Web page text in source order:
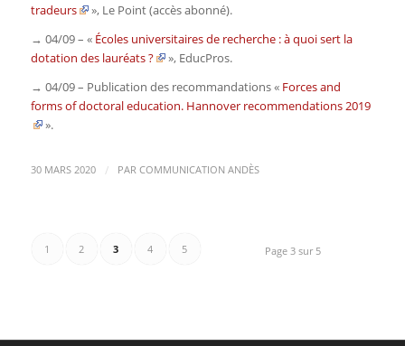
tradeurs
», Le Point(accès abonné).
→ 04/09 – « Écoles universitaires de recherche : à quoi sert la
dotation des lauréats ?
», EducPros.
→ 04/09 – Publication des recommandations « Forces and
forms of doctoral education. Hannover recommendations 2019
».
30 MARS 2020 / PAR COMMUNICATION ANDÈS
Page 3 sur 5
1 2 3 4 5